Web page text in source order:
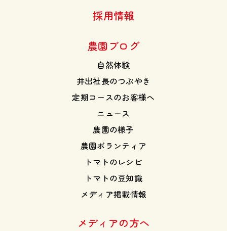
採用情報
農園ブログ
自然体験
井出社長のつぶやき
定期コースのお客様へ
ニュース
農園の様子
農園ボランティア
トマトのレシピ
トマトの豆知識
メディア掲載情報
メディアの方へ